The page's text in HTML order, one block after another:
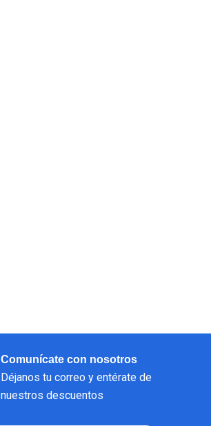
Comunícate con nosotros
Déjanos tu correo y entérate de
nuestros descuentos